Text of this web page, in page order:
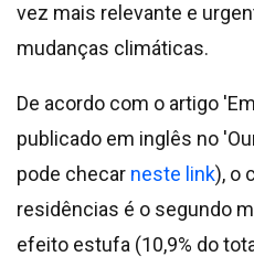
vez mais relevante e
mudanças climáticas.
De acordo com o artigo
publicado em inglês no
pode checar neste link), o
residências é o segundo
efeito estufa (10,9% do